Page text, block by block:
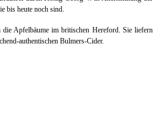
bis heute noch sind.
die Apfelbäume im britischen Hereford. Sie liefern
authentischen Bulmers-Cider.